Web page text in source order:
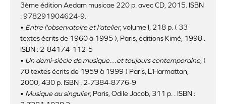
3ème édition Aedam musicae 220 p. avec CD, 2015. ISBN
: 978291904624-9.
• Entre l'observatoire et l'atelier, volume I, 218 p. ( 33
textes écrits de 1960 à 1995 ), Paris, éditions Kimé, 1998 .
ISBN : 2-84174-112-5
• Un demi-siècle de musique…et toujours contemporaine, (
70 textes écrits de 1959 à 1999 ) Paris, L’Harmattan,
2000, 430 p. ISBN : 2-7384-8776-9
• Musique au singulier, Paris, Odile Jacob, 311 p. . ISBN :